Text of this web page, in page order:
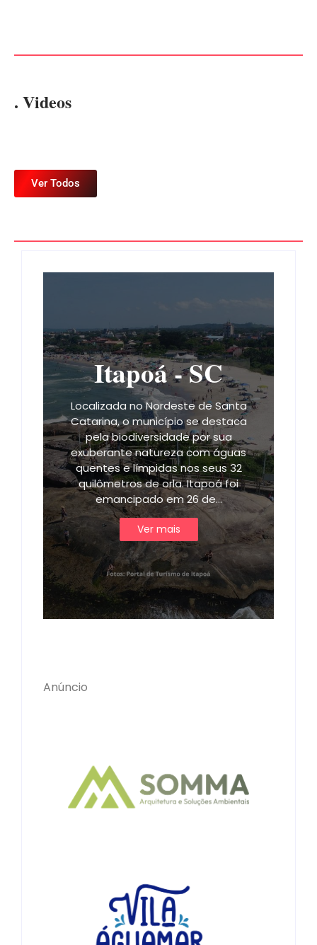
. Videos
Ver Todos
Itapoá - SC
Localizada no Nordeste de Santa
Catarina, o município se destaca
pela biodiversidade por sua
exuberante natureza com águas
quentes e límpidas nos seus 32
quilômetros de orla. Itapoá foi
emancipado em 26 de…
Ver mais
Anúncio